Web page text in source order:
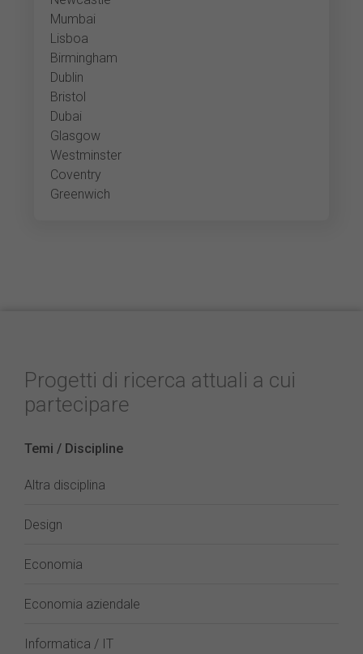
Mumbai
Lisboa
Birmingham
Dublin
Bristol
Dubai
Glasgow
Westminster
Coventry
Greenwich
Progetti di ricerca attuali a cui
partecipare
Temi / Discipline
Altra disciplina
Design
Economia
Economia aziendale
Informatica / IT